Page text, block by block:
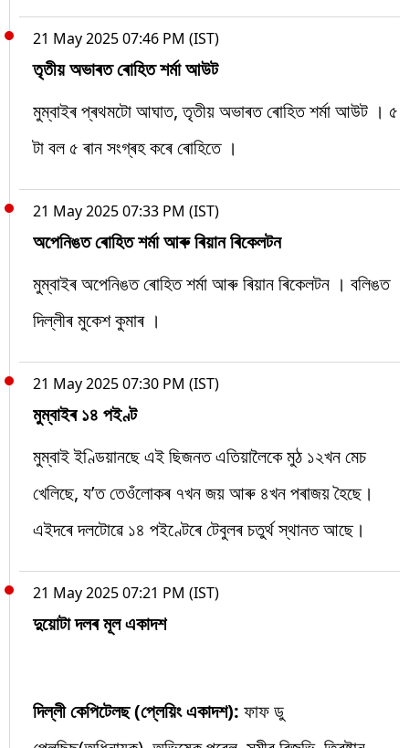
21 May 2025 07:46 PM (IST)
তৃতীয় অভাৰত ৰোহিত শৰ্মা আউট
মুম্বাইৰ প্ৰথমটো আঘাত, তৃতীয় অভাৰত ৰোহিত শৰ্মা আউট । ৫
টা বল ৫ ৰান সংগ্ৰহ কৰে ৰোহিতে ।
21 May 2025 07:33 PM (IST)
অপেনিঙত ৰোহিত শৰ্মা আৰু ৰিয়ান ৰিকেলটন
মুম্বাইৰ অপেনিঙত ৰোহিত শৰ্মা আৰু ৰিয়ান ৰিকেলটন । বলিঙত
দিল্লীৰ মুকেশ কুমাৰ ।
21 May 2025 07:30 PM (IST)
মুম্বাইৰ ১৪ পইণ্ট
মুম্বাই ইণ্ডিয়ানছে এই ছিজনত এতিয়ালৈকে মুঠ ১২খন মেচ
খেলিছে, য’ত তেওঁলোকৰ ৭খন জয় আৰু ৪খন পৰাজয় হৈছে।
এইদৰে দলটোৱে ১৪ পইণ্টেৰে টেবুলৰ চতুৰ্থ স্থানত আছে।
21 May 2025 07:21 PM (IST)
দুয়োটা দলৰ মূল একাদশ
দিল্লী কেপিটেলছ (প্লেয়িং একাদশ): ফাফ ডু